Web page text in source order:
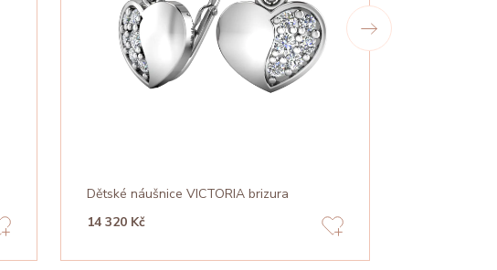
Dětské náušnice VICTORIA brizura
14 320 Kč